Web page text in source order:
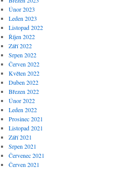
Únor 2023
Leden 2023
Listopad 2022
Říjen 2022
Září 2022
Srpen 2022
Červen 2022
Květen 2022
Duben 2022
Březen 2022
Únor 2022
Leden 2022
Prosinec 2021
Listopad 2021
Září 2021
Srpen 2021
Červenec 2021
Červen 2021